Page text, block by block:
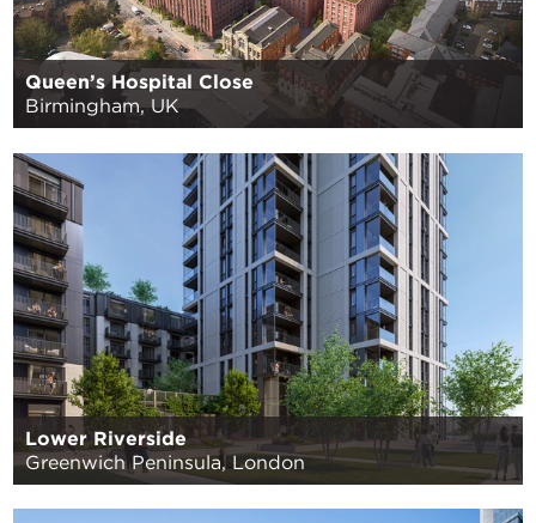
Queen’s Hospital Close
Birmingham, UK
Lower Riverside
Greenwich Peninsula, London